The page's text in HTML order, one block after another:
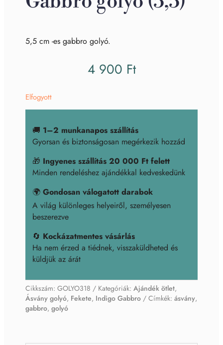
5,5 cm -es gabbro golyó.
4 900 Ft
Elfogyott
🚚 1–2 munkanapos szállítás
Gyorsan és biztonságosan megérkezik hozzád
🎁 Ingyenes szállítás 20 000 Ft felett
Minden rendeléshez ajándékkal kedveskedünk
🌍Gondosan válogatott darabok
A világ különleges helyeiről, személyesen
beszerezve
🔄 Kockázatmentes vásárlás
Ha nem érzed a tiédnek, visszaküldheted és
küldjük az árát
Cikkszám:GOLYO318 Kategóriák:Ajándék ötlet,
Ásvány golyó, Fekete, Indigo Gabbro Címkék:ásvány,
gabbro,golyó